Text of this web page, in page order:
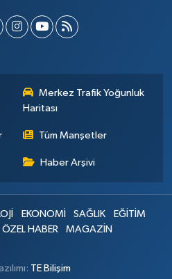
Merkez Trafik Yoğunluk
Haritası
Tüm Manşetler
Haber Arşivi
EKONOMİ SAĞLIK
EĞİTİM
ÖZEL HABER MAGAZİN
TE Bilişim